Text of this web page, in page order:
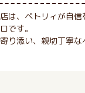
は、ペトリィが自
です。
り添い、親切丁寧な